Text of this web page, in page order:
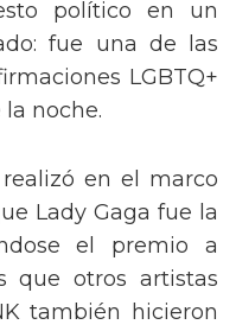
político en un
fue una de las
LGBTQ+
noche.
en el marco
Lady Gaga fue la
el premio a
que otros artistas
también hicieron